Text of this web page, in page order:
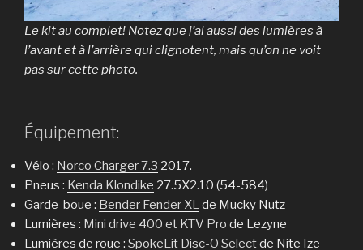
Le kit au complet! Notez que j’ai aussi des lumières à
l’avant et à l’arrière qui clignotent, mais qu’on ne voit
pas sur cette photo.
Équipement:
Vélo : Norco Charger 7.3 2017.
Pneus : Kenda Klondike 27.5X2.10 (54-584)
Garde-boue : Bender Fender XLde Mucky Nutz
Lumières : Mini drive 400 et KTV Pro de Lezyne
Lumières de roue : SpokeLit Disc-O Selectde Nite Ize